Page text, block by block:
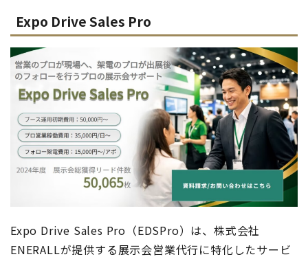
Expo Drive Sales Pro
Expo Drive Sales Pro（EDSPro）は、株式会社
ENERALLが提供する展示会営業代行に特化したサービ